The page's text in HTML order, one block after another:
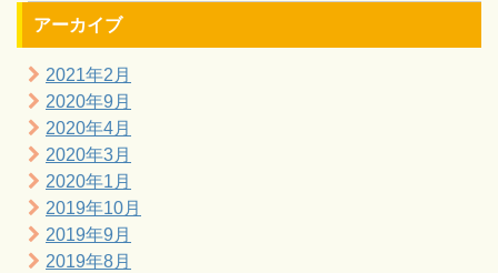
アーカイブ
2021年2月
2020年9月
2020年4月
2020年3月
2020年1月
2019年10月
2019年9月
2019年8月